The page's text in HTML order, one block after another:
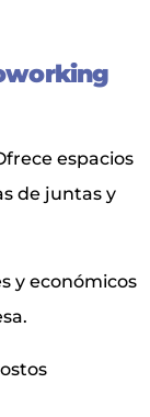
espacios
de juntas y
y económicos